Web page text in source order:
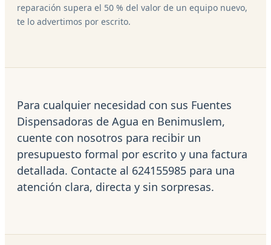
reparación supera el 50 % del valor de un equipo nuevo,
te lo advertimos por escrito.
Para cualquier necesidad con sus Fuentes
Dispensadoras de Agua en Benimuslem,
cuente con nosotros para recibir un
presupuesto formal por escrito y una factura
detallada. Contacte al 624155985 para una
atención clara, directa y sin sorpresas.